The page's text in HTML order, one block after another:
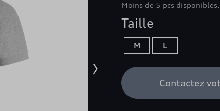
Moins de 5 pcs disponibles.
Taille
M L
Contactez